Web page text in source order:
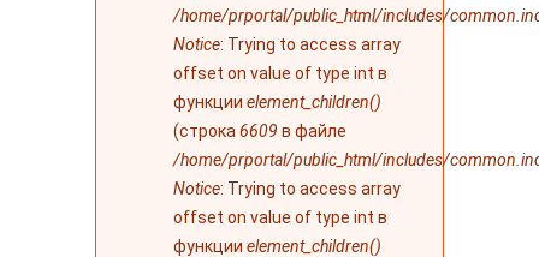
/home/prportal/public_html/includes/
Notice: Trying to access array
offset on value of type int в
функции element_children()
(строка 6609 в файле
/home/prportal/public_html/includes/
Notice: Trying to access array
offset on value of type int в
функции element_children()